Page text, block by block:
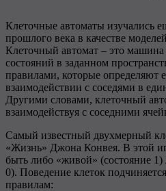
Клеточные автоматы изучались
прошлого века в качестве
Клеточный автомат – это
состояний в заданном
правилами, которые определяют
взаимодействии с соседями в
Другими словами, клеточный
взаимодействуя с соседними
Самый известный двухмерный
«Жизнь» Джона Конвея. В этой
быть либо «живой» (состояние
0). Поведение клеток
правилам: